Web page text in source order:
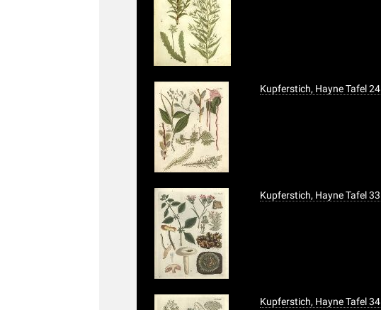
Kupferstich, Hayne Tafel 24
Kupferstich, Hayne Tafel 33
Kupferstich, Hayne Tafel 34